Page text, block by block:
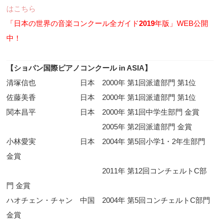
はこちら
「日本の世界の音楽コンクール全ガイド2019年版」WEB公開
中！
【ショパン国際ピアノコンクール in ASIA】
清塚信也 日本 2000年 第1回派遣部門 第1位
佐藤美香 日本 2000年 第1回派遣部門 第1位
関本昌平 日本 2000年 第1回中学生部門 金賞
2005年 第2回派遣部門 金賞
小林愛実 日本 2004年 第5回小学1・2年生部門
金賞
2011年 第12回コンチェルトC部
門 金賞
ハオチェン・チャン 中国 2004年 第5回コンチェルトC部門
金賞